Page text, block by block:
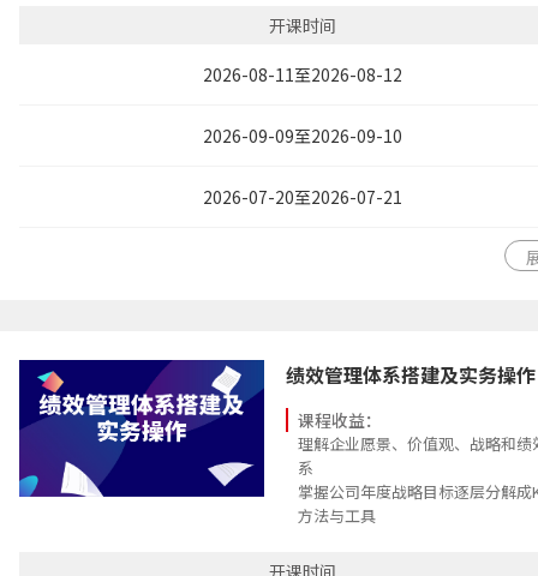
开课时间
2026-08-11至2026-08-12
2026-09-09至2026-09-10
2026-07-20至2026-07-21
绩效管理体系搭建及实务操作
课程收益：
理解企业愿景、价值观、战略和
系
掌握公司年度战略目标逐层分解
方法与工具
掌握MBO、BSC、OKR、PBC等绩
开课时间